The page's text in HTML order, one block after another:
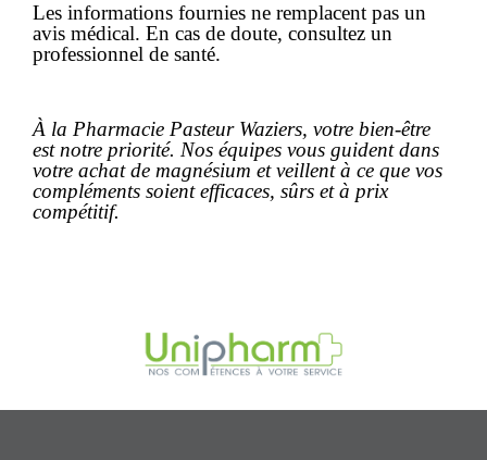
Les informations fournies ne remplacent pas un
avis médical. En cas de doute, consultez un
professionnel de santé.
À la Pharmacie Pasteur Waziers, votre bien-être
est notre priorité. Nos équipes vous guident dans
votre achatde magnésium et veillent à ce que vos
compléments soient efficaces, sûrs et à prix
compétitif.